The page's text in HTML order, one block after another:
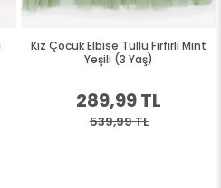
Kız Çocuk Elbise Tüllü Fırfırlı Mint
Yeşili (3 Yaş)
289,99 TL
539,99 TL